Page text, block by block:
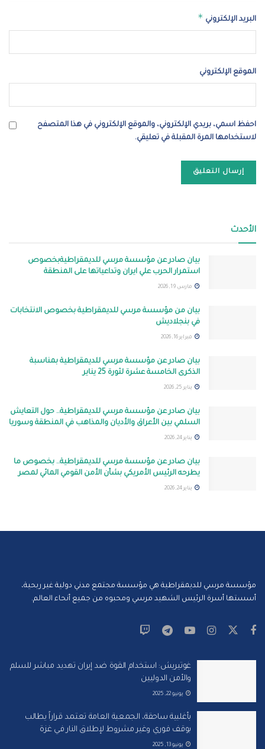
البريد الإلكتروني *
الموقع الإلكتروني
احفظ اسمي، بريدي الإلكتروني، والموقع الإلكتروني في هذا المتصفح
لاستخدامها المرة المقبلة في تعليقي.
الأحدث
بيان صادر عن مؤسسة مرسي للديمقراطيةبخصوص
استمرار الحرب علي ايران وتداعياتها على المنطقة
مارس 19, 2026
بيان من مؤسسة مرسي للديمقراطية بخصوص الانتخابات
في بنجلاديش
فبراير 16, 2026
بيان صادر عن مؤسسة مرسي للديمقراطية بمناسبة
الذكرى الخامسة عشرة لثورة 25 يناير
يناير 25, 2026
بيان صادر عن مؤسسة مرسي للديمقراطية.. حول التعايش
السلمي بين الأعراق والأديان والمذاهب في المنطقة وسوريا
يناير 24, 2026
بيان صادر عن مؤسسة مرسي للديمقراطية.. بخصوص ما
يطرحه الرئيس الأمريكي بشأن الأمن القومي المائي لمصر
يناير 24, 2026
مؤسسة مرسي للديمقراطية هي مؤسسة مجتمع مدني دولية غير ربحية،
أسستها أسرة الرئيس الشهيد مرسي ومحبوه من جميع أنحاء العالم.
غوتيريش: استخدام القوة ضد إيران تهديد مباشر للسلم
والأمن الدوليين
يونيو 22, 2025
بأغلبية ساحقة، الجمعية العامة تعتمد قراراً يطالب
بوقف فوري وغير مشروط لإطلاق النار في غزة
يونيو 13, 2025